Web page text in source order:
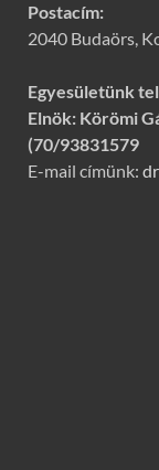
Postacím:
2040 Budaörs,
Egyesületünk
Elnök: Körömi
(70/93831579
E-mail címünk: